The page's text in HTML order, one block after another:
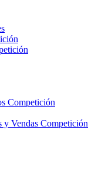
Competición
y Vendas Competición